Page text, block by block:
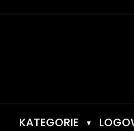
KATEGORIE ▼